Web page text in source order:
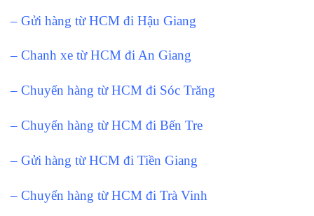
– Gửi hàng từ HCM đi Hậu Giang
– Chanh xe từ HCM đi An Giang
– Chuyển hàng từ HCM đi Sóc Trăng
– Chuyển hàng từ HCM đi Bến Tre
– Gửi hàng từ HCM đi Tiền Giang
– Chuyển hàng từ HCM đi Trà Vinh